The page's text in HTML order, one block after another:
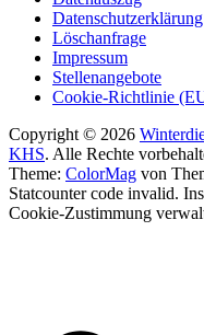
Datenschutzerklärung
Löschanfrage
Impressum
Stellenangebote
Cookie-Richtlinie
Copyright © 2026
KHS. Alle Rechte
Theme: ColorMag von
Statcounter code invalid.
Cookie-Zustimmung